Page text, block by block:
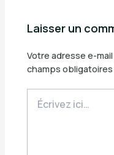
Laisser un
Votre adresse e-
champs
ici…